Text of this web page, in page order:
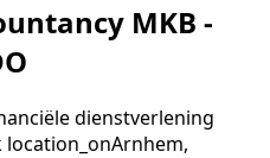
MKB -
dienstverlening
location_onArnhem,